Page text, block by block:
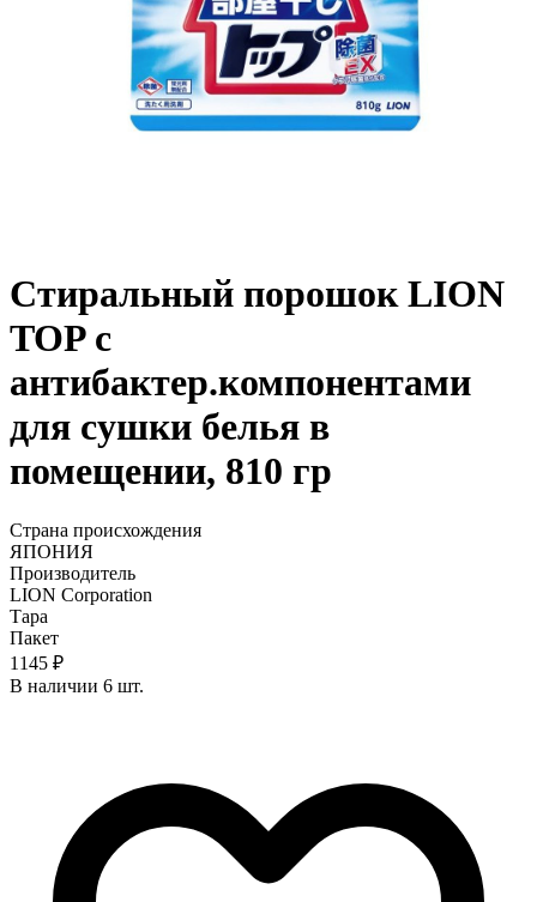
Стиральный порошок LION
TOP с
антибактер.компонентами
для сушки белья в
помещении, 810 гр
Страна происхождения
ЯПОНИЯ
Производитель
LION Corporation
Тара
Пакет
1145 ₽
В наличии 6 шт.